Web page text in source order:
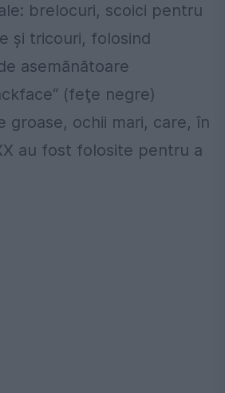
brelocuri, scoici pentru
și tricouri, folosind
asemănătoare
(feţe negre)
groase, ochii mari, care, în
au fost folosite pentru a